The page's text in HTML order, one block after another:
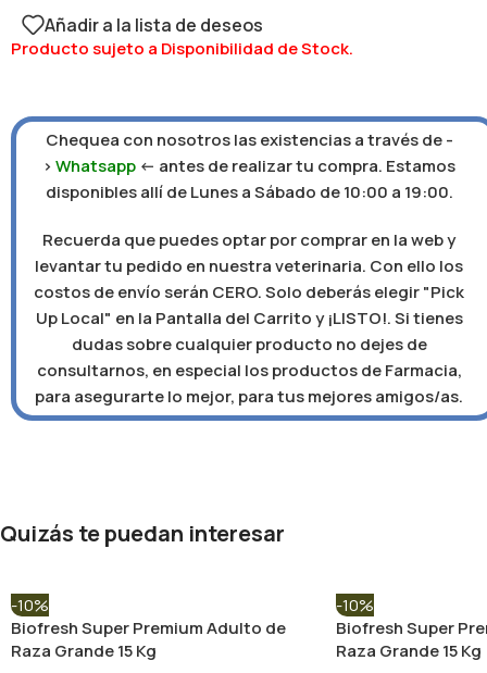
Añadir a la lista de deseos
Producto sujeto a Disponibilidad de Stock.
Chequea con nosotros las existencias a través de -
>Whatsapp <- antes de realizar tu compra. Estamos
disponibles allí de Lunes a Sábado de 10:00 a 19:00.
Recuerda que puedes optar por comprar en la web y
levantar tu pedido en nuestra veterinaria. Con ello los
costos de envío serán CERO. Solo deberás elegir "Pick
Up Local" en la Pantalla del Carrito y ¡LISTO!. Si tienes
dudas sobre cualquier producto no dejes de
consultarnos, en especial los productos de Farmacia,
para asegurarte lo mejor, para tus mejores amigos/as.
Quizás te puedan interesar
-10%
Biofresh Super Premium Adulto de
Raza Grande 15 Kg
-10%
Biofresh Super
Raza Grande 15 Kg